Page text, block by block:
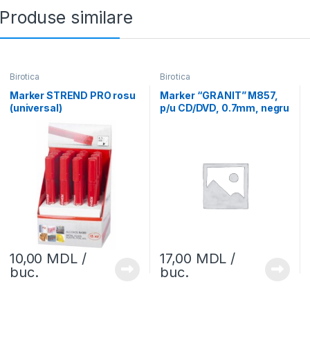
Produse similare
Birotica
Marker STREND PRO rosu
(universal)
10,00 MDL/
buc.
Birotica
Marker “GRANIT” M857,
p/u CD/DVD, 0.7mm, negru
17,00 MDL /
buc.